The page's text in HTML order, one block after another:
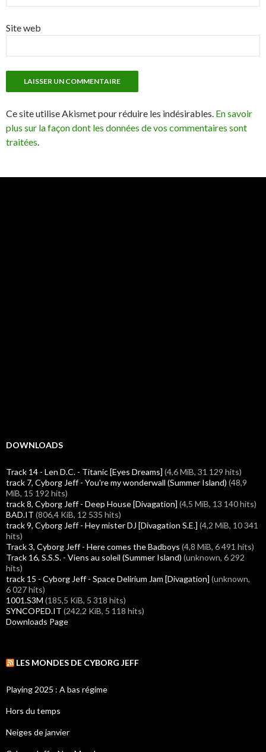
Site web
Ce site utilise Akismet pour réduire les indésirables. En savoir
plus sur la façon dont les données de vos commentaires sont
traitées.
DOWNLOADS
Track 14 - Len D.C. - Titanic [Eyes Dreams] (4,6 MiB, 31 129 hits)
track 7, Cyborg Jeff - You're my wonderwall (Summer Island) (48,9
MiB, 15 192 hits)
track 8, Cyborg Jeff - Deep House [Divagation] (4,5 MiB, 13 140 hits)
BAD.IT (806,4 KiB, 12 535 hits)
track 9, Cyborg Jeff - Hey mister DJ [Divagation S.E.] (4,2 MiB, 10 341
hits)
Track 3, Cyborg Jeff - Here comes the Badboys (4,8 MiB, 6 491 hits)
Track 16, S.S.S. - Viens au soleil (Summer Island) (unknown, 6 292
hits)
track 15 - Cyborg Jeff - Space Delirium Jam [Divagation] (unknown,
6 027 hits)
1001.S3M (185,5 KiB, 5 318 hits)
SYNCOPED.IT (242,2 KiB, 5 118 hits)
Downloads Page
LES MONDES DE CYBORG JEFF
Playing 2025 : A bas régime
Hors du temps
Neiges de janvier